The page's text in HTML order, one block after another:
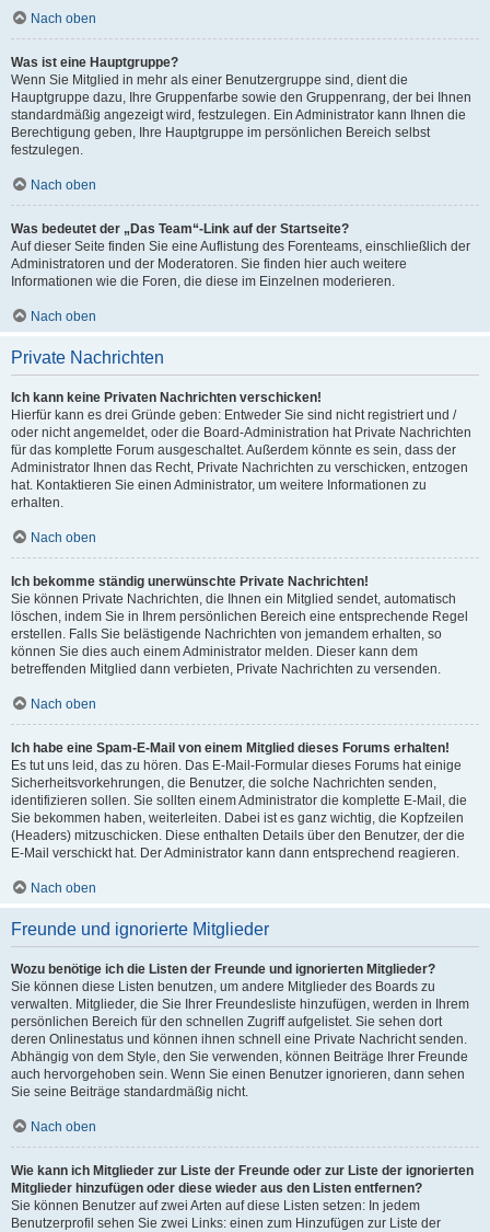
Nach oben
Was ist eine Hauptgruppe?
Wenn Sie Mitglied in mehr als einer Benutzergruppe sind, dient die
Hauptgruppe dazu, Ihre Gruppenfarbe sowie den Gruppenrang, der bei Ihnen
standardmäßig angezeigt wird, festzulegen. Ein Administrator kann Ihnen die
Berechtigung geben, Ihre Hauptgruppe im persönlichen Bereich selbst
festzulegen.
Nach oben
Was bedeutet der „Das Team“-Link auf der Startseite?
Auf dieser Seite finden Sie eine Auflistung des Forenteams, einschließlich der
Administratoren und der Moderatoren. Sie finden hier auch weitere
Informationen wie die Foren, die diese im Einzelnen moderieren.
Nach oben
Private Nachrichten
Ich kann keine Privaten Nachrichten verschicken!
Hierfür kann es drei Gründe geben: Entweder Sie sind nicht registriert und /
oder nicht angemeldet, oder die Board-Administration hat Private Nachrichten
für das komplette Forum ausgeschaltet. Außerdem könnte es sein, dass der
Administrator Ihnen das Recht, Private Nachrichten zu verschicken, entzogen
hat. Kontaktieren Sie einen Administrator, um weitere Informationen zu
erhalten.
Nach oben
Ich bekomme ständig unerwünschte Private Nachrichten!
Sie können Private Nachrichten, die Ihnen ein Mitglied sendet, automatisch
löschen, indem Sie in Ihrem persönlichen Bereich eine entsprechende Regel
erstellen. Falls Sie belästigende Nachrichten von jemandem erhalten, so
können Sie dies auch einem Administrator melden. Dieser kann dem
betreffenden Mitglied dann verbieten, Private Nachrichten zu versenden.
Nach oben
Ich habe eine Spam-E-Mail von einem Mitglied dieses Forums erhalten!
Es tut uns leid, das zu hören. Das E-Mail-Formular dieses Forums hat einige
Sicherheitsvorkehrungen, die Benutzer, die solche Nachrichten senden,
identifizieren sollen. Sie sollten einem Administrator die komplette E-Mail, die
Sie bekommen haben, weiterleiten. Dabei ist es ganz wichtig, die Kopfzeilen
(Headers) mitzuschicken. Diese enthalten Details über den Benutzer, der die
E-Mail verschickt hat. Der Administrator kann dann entsprechend reagieren.
Nach oben
Freunde und ignorierte Mitglieder
Wozu benötige ich die Listen der Freunde und ignorierten Mitglieder?
Sie können diese Listen benutzen, um andere Mitglieder des Boards zu
verwalten. Mitglieder, die Sie Ihrer Freundesliste hinzufügen, werden in Ihrem
persönlichen Bereich für den schnellen Zugriff aufgelistet. Sie sehen dort
deren Onlinestatus und können ihnen schnell eine Private Nachricht senden.
Abhängig von dem Style, den Sie verwenden, können Beiträge Ihrer Freunde
auch hervorgehoben sein. Wenn Sie einen Benutzer ignorieren, dann sehen
Sie seine Beiträge standardmäßig nicht.
Nach oben
Wie kann ich Mitglieder zur Liste der Freunde oder zur Liste der ignorierten
Mitglieder hinzufügen oder diese wieder aus den Listen entfernen?
Sie können Benutzer auf zwei Arten auf diese Listen setzen: In jedem
Benutzerprofil sehen Sie zwei Links: einen zum Hinzufügen zur Liste der